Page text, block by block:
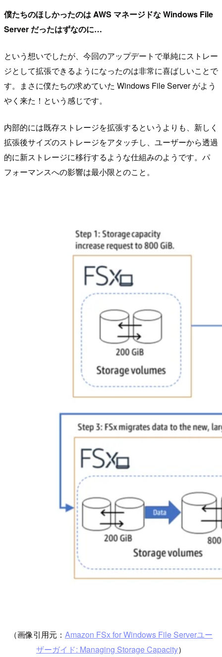
僕たちのほしかったのは AWS マネージドな Windows File
Server だったはずなのに…
という想いでしたが、今回のアップデートで単純にストレー
ジとして拡張できるようになったのは非常に喜ばしいことで
す。まさに僕たちの求めていた Windows File Server がよう
やく来た！という感じです。
内部的には既存ストレージを拡張するというよりも、新しく
拡張後サイズのストレージをアタッチし、ユーザーから透過
的に新ストレージに移行するような仕組みのようです。パ
フォーマンスへの影響は最小限とのこと。
（画像引用元： Amazon FSx for Windows File Serverユー
ザーガイド: Managing Storage Capacity）